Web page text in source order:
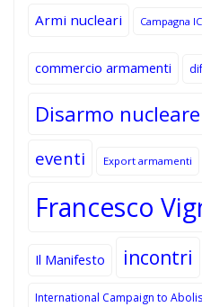
Armi nucleari Campagna
commercio armamenti
Disarmo nucleare
eventi Export armamenti
Francesco
Il Manifesto incontri
International Campaign to